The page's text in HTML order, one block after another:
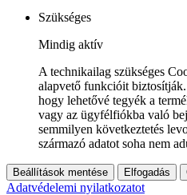
Szükséges
Mindig aktív
A technikailag szükséges
alapvető funkcióit
hogy lehetővé tegyék a
vagy az ügyfélfiókba való
semmilyen következtetés
származó adatot soha nem
Beállítások mentése Elfogadás
Adatvédelemi nyilatkozatot